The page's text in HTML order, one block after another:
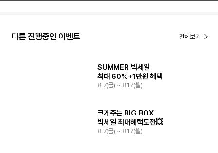
다른 진행중인 이벤트 전체보기
8.7(금) ~ 8.17(월)
SUMMER 빅세일
최대 60%+1만원 혜택
8.7(금) ~ 8.17(월)
크게주는 BIG BOX
빅세일 최대혜택도전💥